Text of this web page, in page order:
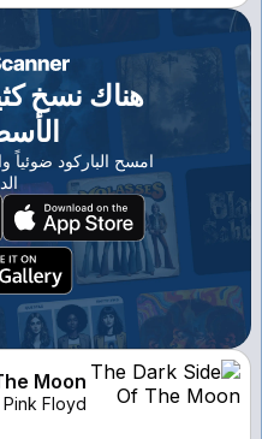
هناك نسخ
امسح الباركود
Moon
Pink Floyd